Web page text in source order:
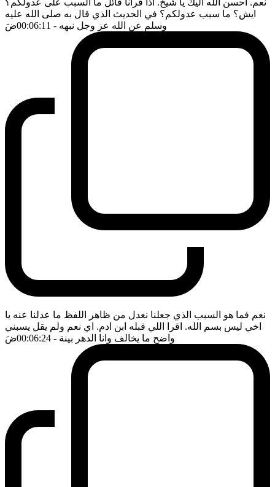
نعم. احسن الله اليك يا شيخ. اذا قرأنا قائل ما السبب على عدولكم؟
ايش؟ ما سبب عدولكم؟ في الحديث الذي قال به صلى الله عليه
وسلم عن الله عز وجل نبهه - 00:06:11 ضَ
نعم فما هو السبب الذي جعلنا نعدل من ظاهر اللفظ ما عدلنا عنه يا
اخي ليس بسم الله. اقرا اللي قبله ابن ادم. اي نعم ولم يقل يسبني
واضح ما يخالف وانا الدهر بينة - 00:06:24 ضَ